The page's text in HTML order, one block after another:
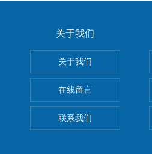
关于我们
关于我们
在线留言
联系我们